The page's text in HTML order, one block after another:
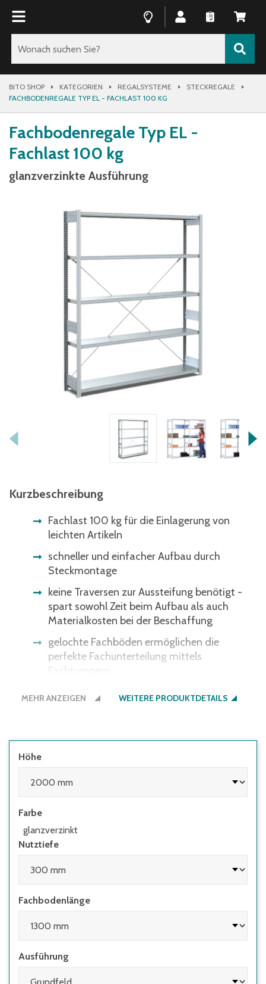
BITO SHOP KATEGORIEN REGALSYSTEME
STECKREGALE
FACHBODENREGALE TYP EL - FACHLAST 100 KG
Fachbodenregale Typ EL -
Fachlast 100 kg
glanzverzinkte Ausführung
Kurzbeschreibung
Fachlast 100 kg für die Einlagerung von
leichten Artikeln
schneller und einfacher Aufbau durch
Steckmontage
keine Traversen zur Aussteifung benötigt -
spart sowohl Zeit beim Aufbau als auch
Materialkosten bei der Beschaffung
gelochte Fachböden ermöglichen die
perfekte Fachunterteilung mittels
Fachtrennern
Fachböden im Raster von 25 mm
Regale müssen seitens des Nutzers
werden:
• wenn die Höhe des obersten Fachbodens
• wenn Regale mit Flügeltüren eingesetzt
werden, deren Höhen-/Tiefenverhältnis
größer 4:1 ist
• wenn Regale mit herausziehbaren
Elementen (z.B. Schubladen) und Regale mit
Leitern eingesetzt werden
MEHR ANZEIGEN WEITERE PRODUKTDETAILS
Höhe
Farbe
glanzverzinkt
Nutztiefe
Fachbodenlänge
Ausführung